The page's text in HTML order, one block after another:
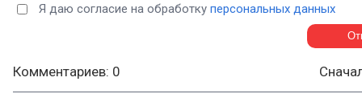
Я даю согласие на обработку персональных данных
Комментариев: 0